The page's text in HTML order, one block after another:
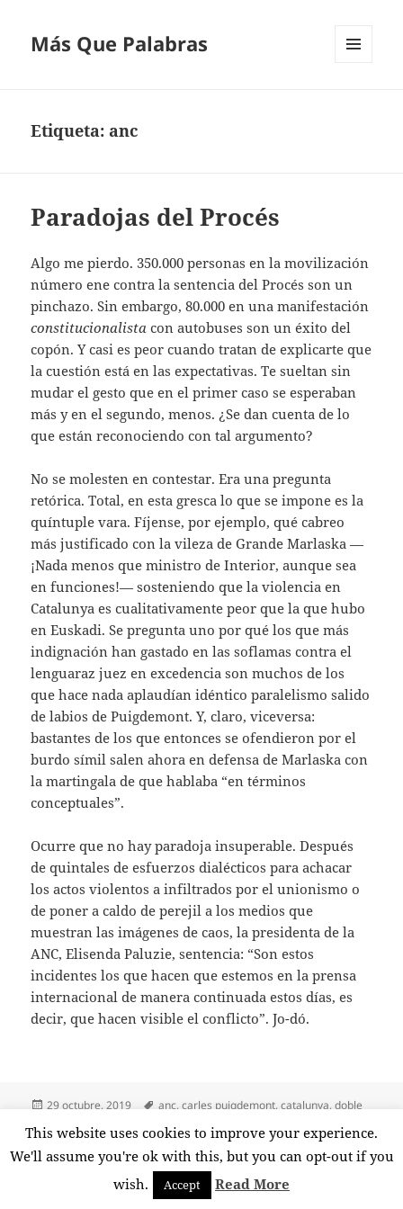
Más Que Palabras
Etiqueta: anc
Paradojas del Procés
Algo me pierdo. 350.000 personas en la movilización
número ene contra la sentencia del Procés son un
pinchazo. Sin embargo, 80.000 en una manifestación
constitucionalista con autobuses son un éxito del
copón. Y casi es peor cuando tratan de explicarte que
la cuestión está en las expectativas. Te sueltan sin
mudar el gesto que en el primer caso se esperaban
más y en el segundo, menos. ¿Se dan cuenta de lo
que están reconociendo con tal argumento?
No se molesten en contestar. Era una pregunta
retórica. Total, en esta gresca lo que se impone es la
quíntuple vara. Fíjense, por ejemplo, qué cabreo
más justificado con la vileza de Grande Marlaska —
¡Nada menos que ministro de Interior, aunque sea
en funciones!— sosteniendo que la violencia en
Catalunya es cualitativamente peor que la que hubo
en Euskadi. Se pregunta uno por qué los que más
indignación han gastado en las soflamas contra el
lenguaraz juez en excedencia son muchos de los
que hace nada aplaudían idéntico paralelismo salido
de labios de Puigdemont. Y, claro, viceversa:
bastantes de los que entonces se ofendieron por el
burdo símil salen ahora en defensa de Marlaska con
la martingala de que hablaba “en términos
conceptuales”.
Ocurre que no hay paradoja insuperable. Después
de quintales de esfuerzos dialécticos para achacar
los actos violentos a infiltrados por el unionismo o
de poner a caldo de perejil a los medios que
muestran las imágenes de caos, la presidenta de la
ANC, Elisenda Paluzie, sentencia: “Son estos
incidentes los que hacen que estemos en la prensa
internacional de manera continuada estos días, es
decir, que hacen visible el conflicto”. Jo-dó.
Publicado
29 octubre, 2019 Etiquetas
anc,carles puigdemont,catalunya,doble
infiltrados,procés,violencia 2 comentariosen Paradojas del Procés
Funciona gracias a WordPress
This website uses cookies to improve your experience.
We'll assume you're ok with this, but you can opt-out if you
wish.
Accept Read More